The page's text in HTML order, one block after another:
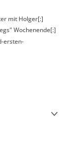
mit Holger[:]
Wochenende[:]
ersten-